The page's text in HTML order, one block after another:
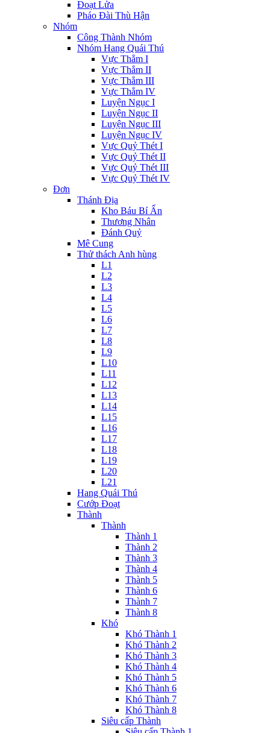
Đoạt Lửa
Pháo Đài Thù Hận
Nhóm
Công Thành Nhóm
Nhóm Hang Quái Thú
Vực Thẳm I
Vực Thẳm II
Vực Thẳm III
Vực Thẳm IV
Luyện Ngục I
Luyện Ngục II
Luyện Ngục III
Luyện Ngục IV
Vực Quỷ Thét I
Vực Quỷ Thét II
Vực Quỷ Thét III
Vực Quỷ Thét IV
Đơn
Thánh Địa
Kho Báu Bí Ẩn
Thương Nhân
Đánh Quỷ
Mê Cung
Thử thách Anh hùng
L1
L2
L3
L4
L5
L6
L7
L8
L9
L10
L11
L12
L13
L14
L15
L16
L17
L18
L19
L20
L21
Hang Quái Thú
Cướp Đoạt
Thành
Thành
Thành 1
Thành 2
Thành 3
Thành 4
Thành 5
Thành 6
Thành 7
Thành 8
Khó
Khó Thành 1
Khó Thành 2
Khó Thành 3
Khó Thành 4
Khó Thành 5
Khó Thành 6
Khó Thành 7
Khó Thành 8
Siêu cấp Thành